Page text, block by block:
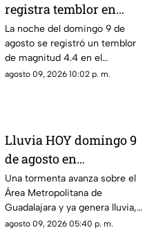
registra temblor en
Jalisco; ¿hay daños?
La noche del domingo 9 de
agosto se registró un temblor
de magnitud 4.4 en el
municipio de Puerto Vallarta,
agosto 09, 2026 10:02 p. m.
Lluvia HOY domingo 9
de agosto en
Guadalajara: ¿Dónde
está lloviendo y qué
zonas tienen alerta?
Una tormenta avanza sobre el
Área Metropolitana de
Guadalajara y ya genera lluvia,
actividad eléctrica y rachas de
agosto 09, 2026 05:40 p. m.